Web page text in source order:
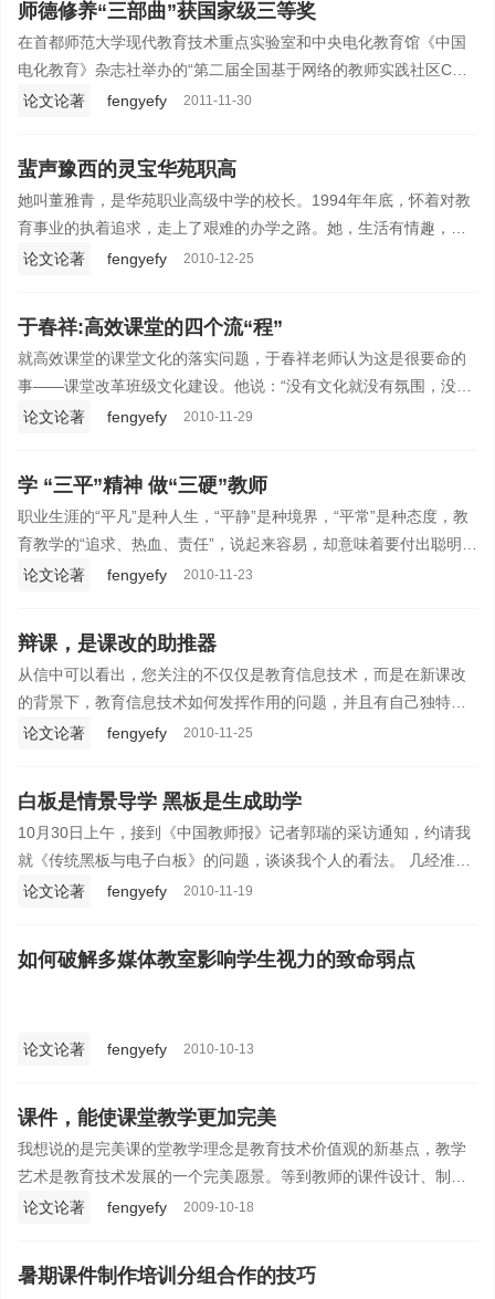
师德修养“三部曲”获国家级三等奖
在首都师范大学现代教育技术重点实验室和中央电化教育馆《中国
电化教育》杂志社举办的“第二届全国基于网络的教师实践社区COP
学术研讨会”以“教师专业学习的新技术、新方法、新模式”为主题的
论文论著 fengyefy 2011-11-30
蜚声豫西的灵宝华苑职高
她叫董雅青，是华苑职业高级中学的校长。1994年年底，怀着对教
育事业的执着追求，走上了艰难的办学之路。她，生活有情趣，办
学有思想，是一位做学问的有心人。她悉心探讨学习上海等地的学
办学宗旨。
论文论著 fengyefy 2010-12-25
于春祥:高效课堂的四个流“程”
就高效课堂的课堂文化的落实问题，于春祥老师认为这是很要命的
事——课堂改革班级文化建设。他说：“没有文化就没有氛围，没有
氛围就没有凝聚力，要做好班级文化的竞赛、巡展和评价工作。要
论文论著 fengyefy 2010-11-29
学 “三平”精神 做“三硬”教师
职业生涯的“平凡”是种人生，“平静”是种境界，“平常”是种态度，教
育教学的“追求、热血、责任”，说起来容易，却意味着要付出聪明和
智慧。这种聪明和智慧，就是要求在自己爱岗的基础上，拥有“思想
生。
论文论著 fengyefy 2010-11-23
辩课，是课改的助推器
从信中可以看出，您关注的不仅仅是教育信息技术，而是在新课改
的背景下，教育信息技术如何发挥作用的问题，并且有自己独特的
见地，而这正是我们共同面临的困惑和需要解决的新问题。
论文论著 fengyefy 2010-11-25
白板是情景导学 黑板是生成助学
10月30日上午，接到《中国教师报》记者郭瑞的采访通知，约请我
就《传统黑板与电子白板》的问题，谈谈我个人的看法。 几经准备
于11月4日凌晨4点44分，将稿件发给了记者郭瑞。11月12日下午接
论文论著 fengyefy 2010-11-19
如何破解多媒体教室影响学生视力的致命弱点
论文论著 fengyefy 2010-10-13
课件，能使课堂教学更加完美
我想说的是完美课的堂教学理念是教育技术价值观的新基点，教学
艺术是教育技术发展的一个完美愿景。等到教师的课件设计、制
作、应用十分娴熟时，完美的课堂教学就步入了“有思想、有创意、
论文论著 fengyefy 2009-10-18
暑期课件制作培训分组合作的技巧